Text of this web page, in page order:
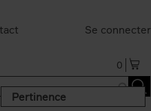
Se connecter
0
Pertinence